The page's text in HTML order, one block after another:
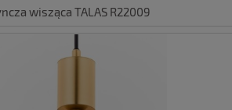
wisząca TALAS R22009